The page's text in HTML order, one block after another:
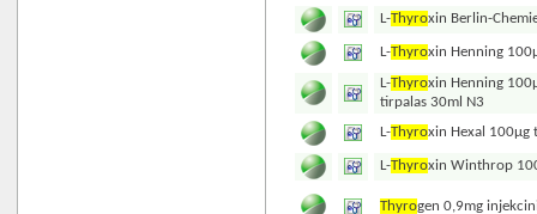
L-Thyroxin Berlin-
L-Thyroxin Henning
L-Thyroxin Henning
tirpalas 30ml N3
L-Thyroxin Hexal 100µg
L-Thyroxin Winthrop
Thyrogen 0,9mg